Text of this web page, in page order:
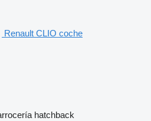
Renault CLIO coche
hatchback